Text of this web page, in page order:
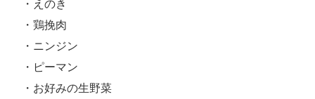
・えのき
・鶏挽肉
・ニンジン
・ピーマン
・お好みの生野菜